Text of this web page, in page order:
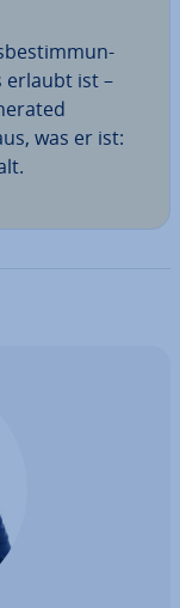
erlaubt ist –
was er ist: